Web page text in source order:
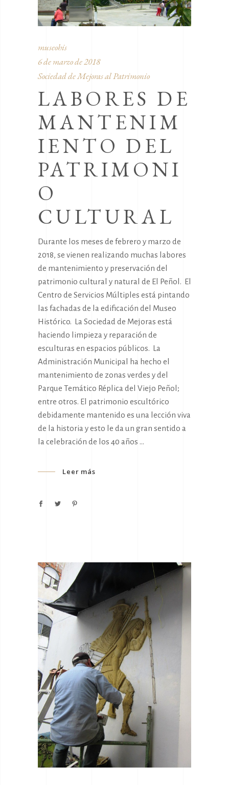
museohis
6 de marzo de 2018
Sociedad de Mejoras al Patrimonio
LABORES DE
MANTENIM
IENTO DEL
PATRIMONI
O
CULTURAL
Durante los meses de febrero y marzo de
2018, se vienen realizando muchas labores
de mantenimiento y preservación del
patrimonio cultural y natural de El Peñol. El
Centro de Servicios Múltiples está pintando
las fachadas de la edificación del Museo
Histórico. La Sociedad de Mejoras está
haciendo limpieza y reparación de
esculturas en espacios públicos. La
Administración Municipal ha hecho el
mantenimiento de zonas verdes y del
Parque Temático Réplica del Viejo Peñol;
entre otros. El patrimonio escultórico
debidamente mantenido es una lección viva
de la historia y esto le da un gran sentido a
la celebración de los 40 años
Leer más